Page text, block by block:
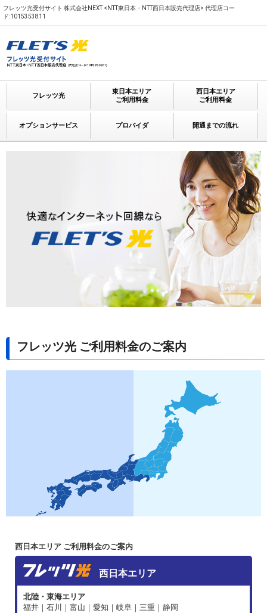
フレッツ光受付サイト 株式会社NEXT <NTT東日本・NTT西日本販売代理店> 代理店コー
ド:1015353811
フレッツ光
東日本エリア
ご利用料金
西日本エリア
ご利用料金
オプションサービス プロバイダ 開通までの流れ
フレッツ光 ご利用料金のご案内
西日本エリア ご利用料金のご案内
西日本エリア
北陸・東海エリア
福井｜石川｜富山｜愛知｜岐阜｜三重｜静岡